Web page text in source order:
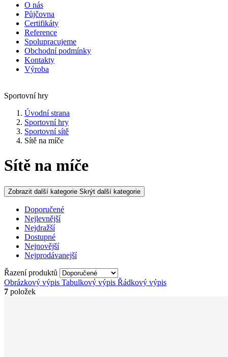
O nás
Půjčovna
Certifikáty
Reference
Spolupracujeme
Obchodní podmínky
Kontakty
Výroba
Sportovní hry
Úvodní strana
Sportovní hry
Sportovní sítě
Sítě na míče
Sítě na míče
Zobrazit další kategorie Skrýt další kategorie
Doporučené
Nejlevnější
Nejdražší
Dostupné
Nejnovější
Nejprodávanejší
Řazení produktů
Obrázkový výpis Tabulkový výpis Řádkový výpis
7 položek